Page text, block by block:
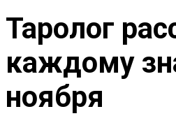
Таролог
каждому
ноября